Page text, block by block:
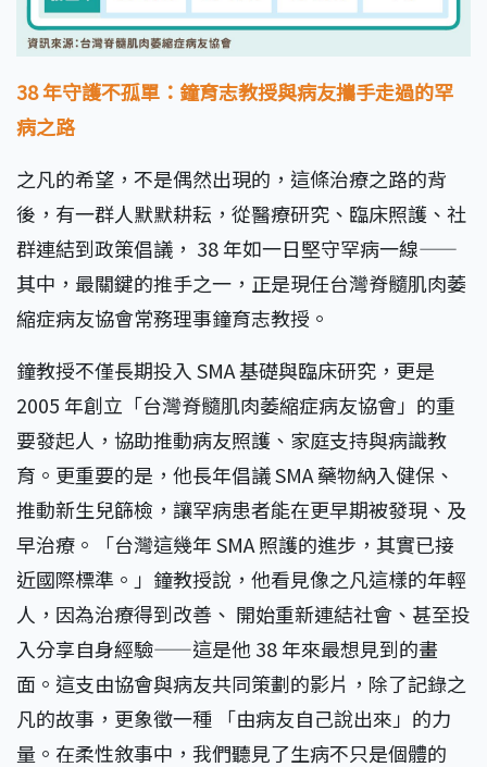
38 年守護不孤單：鐘育志教授與病友攜手走過的罕
病之路
之凡的希望，不是偶然出現的，這條治療之路的背
後，有一群人默默耕耘，從醫療研究、臨床照護、社
群連結到政策倡議， 38 年如一日堅守罕病一線——
其中，最關鍵的推手之一，正是現任台灣脊髓肌肉萎
縮症病友協會常務理事鐘育志教授。
鐘教授不僅長期投入 SMA 基礎與臨床研究，更是
2005 年創立「台灣脊髓肌肉萎縮症病友協會」的重
要發起人，協助推動病友照護、家庭支持與病識教
育。更重要的是，他長年倡議 SMA 藥物納入健保、
推動新生兒篩檢，讓罕病患者能在更早期被發現、及
早治療。「台灣這幾年 SMA 照護的進步，其實已接
近國際標準。」鐘教授說，他看見像之凡這樣的年輕
人，因為治療得到改善、 開始重新連結社會、甚至投
入分享自身經驗——這是他 38 年來最想見到的畫
面。這支由協會與病友共同策劃的影片，除了記錄之
凡的故事，更象徵一種 「由病友自己說出來」的力
量。在柔性敘事中，我們聽見了生病不只是個體的